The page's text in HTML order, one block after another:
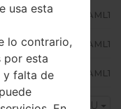
S6312XXAML1
S6312ODDAML1
S6312DDAML1
INU
usa esta
lo contrario,
por esta
y falta de